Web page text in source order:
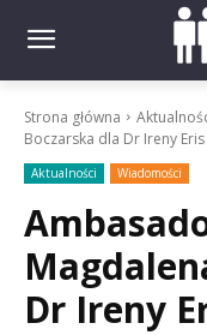
Strona główna
Boczarska dla Dr Ireny Eris
Aktualności Wiadomości
Dr Ireny